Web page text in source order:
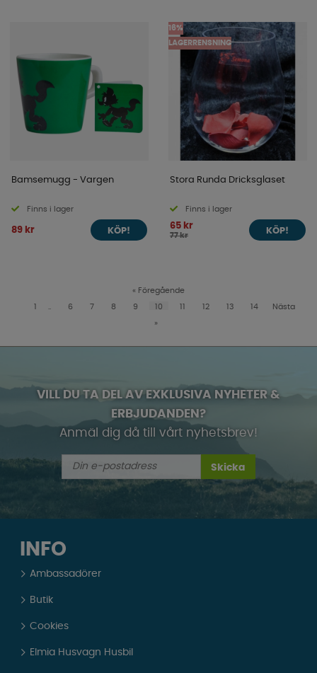
Bamsemugg - Vargen
Finns i lager
89 kr KÖP!
16%
LAGERRENSNING
Stora Runda Dricksglaset
Finns i lager
65 kr
77 kr
KÖP!
« Föregående
1 6 7 8 9 10 11 12 13 14 Nästa
»
VILL DU TA DEL AV EXKLUSIVA NYHETER &
ERBJUDANDEN?
Anmäl dig då till vårt nyhetsbrev!
Skicka
INFO
Ambassadörer
Butik
Cookies
Elmia Husvagn Husbil